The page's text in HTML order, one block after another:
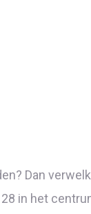
Dan
in het